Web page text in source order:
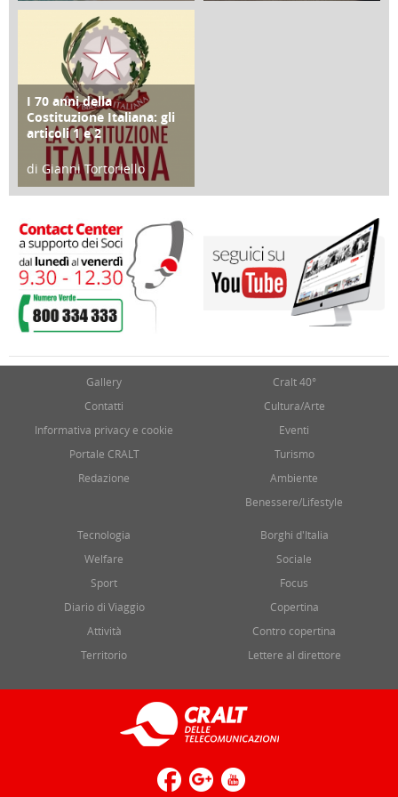
25 Giugno 2016
FOCUS
I 70 anni della
Costituzione Italiana: gli
articoli 1 e 2
di Gianni Tortoriello
17 Marzo 2018
Gallery
Contatti
Informativa privacy e cookie
Portale CRALT
Redazione
Cralt 40°
Cultura/Arte
Eventi
Turismo
Ambiente
Benessere/Lifestyle
Tecnologia
Welfare
Sport
Diario di Viaggio
Attività
Territorio
Borghi d'Italia
Sociale
Focus
Copertina
Contro copertina
Lettere al direttore